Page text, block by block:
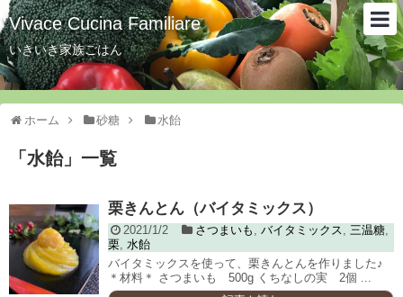
Vivace Cucina Familiare
いきいき家族ごはん
ホーム 砂糖 水飴
「 水飴」 一覧
栗きんとん（バイタミックス）
2021/1/2 さつまいも , バイタミックス, 三温糖,
栗, 水飴
バイタミックスを使って、栗きんとんを作りました♪
＊材料＊ さつまいも 500g くちなしの実 2個 ...